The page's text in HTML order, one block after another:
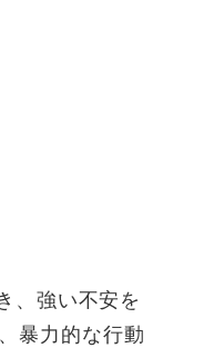
、強い不安を
暴力的な行動